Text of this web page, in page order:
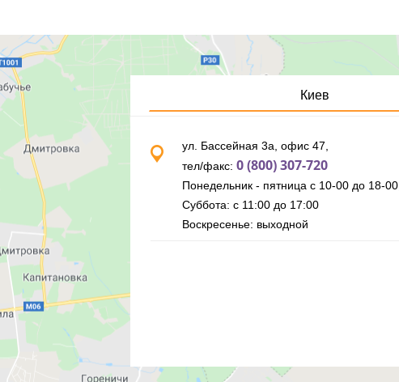
Киев
ул. Бассейная 3а, офис 47,
тел/факс: 0 (800) 307-720
Понедельник - пятница с 10-00 до 18-00,
Суббота: с 11:00 до 17:00
Воскресенье: выходной